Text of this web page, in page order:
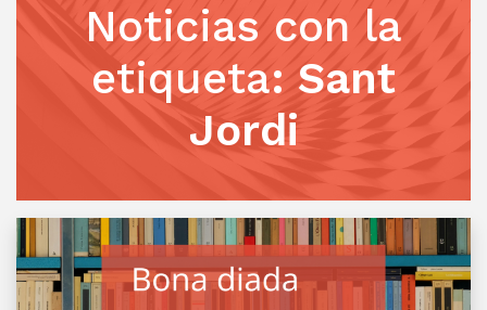
Noticias con la
etiqueta: Sant
Jordi